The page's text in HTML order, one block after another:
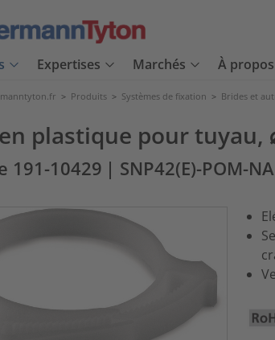
Expertises Marchés À
> Produits > Systèmes de fixation > Brides et
plastique pour tuyau,
191-10429 | SNP42(E)-POM-NA